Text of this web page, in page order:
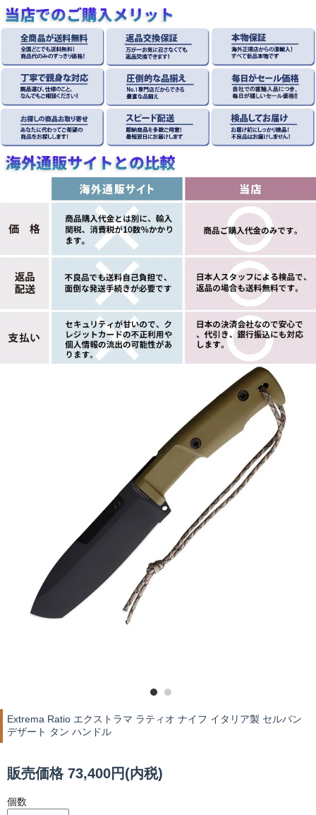
Extrema Ratio エクストラマ ラティオ ナイフ イタリア製 セルバン
デザート タン ハンドル
販売価格 73,400円(内税)
個数